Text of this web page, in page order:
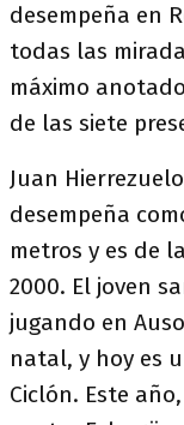
desempeña en
todas las
máximo
de las siete
Juan
desempeña
metros y es de
2000. El joven
jugando en
natal, y hoy es
Ciclón. Este